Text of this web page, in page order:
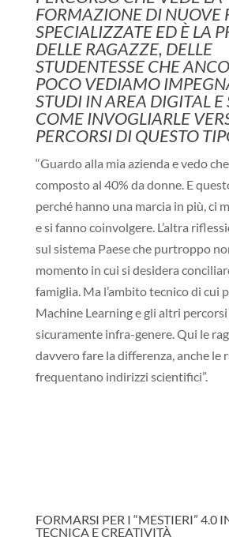
FORMAZIONE DI NUOVE
SPECIALIZZATE ED È LA
DELLE RAGAZZE, DELLE
STUDENTESSE CHE
POCO VEDIAMO
STUDI IN AREA DIGITAL E
COME INVOGLIARLE
PERCORSI DI QUESTO
“Guardo alla mia azienda e vedo
composto al 40% da donne. E
perché hanno una marcia in più, ci
e si fanno coinvolgere. L’altra
sul sistema Paese che purtroppo
momento in cui si desidera
famiglia. Ma l’ambito tecnico di cui
Machine Learning e gli altri
sicuramente infra-genere. Qui le
davvero fare la differenza, anche le
frequentano indirizzi scientifici”.
FORMARSI PER I “MESTIERI” 4.0
TECNICA E CREATIVITÀ